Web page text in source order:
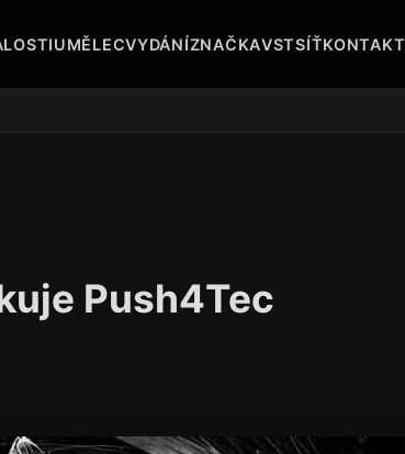
UMĚLECVYDÁNÍZNAČKAVSTSÍŤKONTAKT
Push4Tec